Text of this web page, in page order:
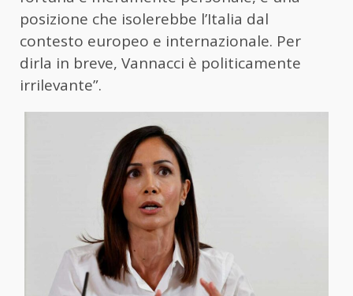
posizione che isolerebbe l’Italia dal
contesto europeo e internazionale. Per
dirla in breve, Vannacci è politicamente
irrilevante”.